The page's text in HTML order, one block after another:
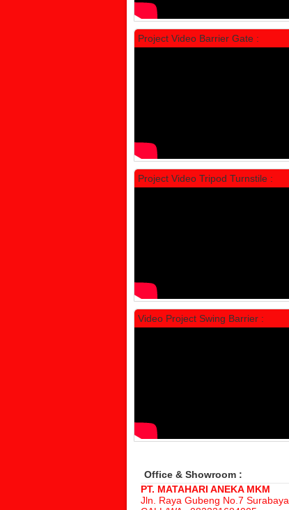
Project Video Barrier Gate :
Project Video Tripod Turnstile :
Video Project Swing Barrier :
Office & Showroom :
PT. MATAHARI ANEKA MKM
Jln. Raya Gubeng No.7 Surabaya